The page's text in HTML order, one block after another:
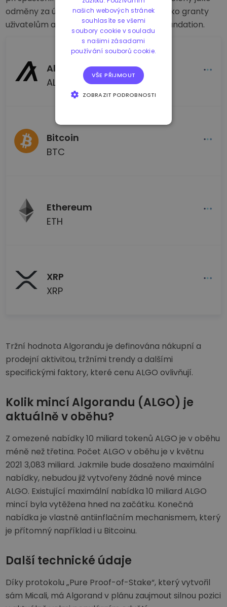
odměny za účast provozovatelům uzlů, jako granty
uživatelům a část putuje i do Algorand Foundation.
Algorand
ALGO
Bitcoin
BTC
Ethereum
ETH
XRP
XRP
Tržní hodnota Algorandu je definována nákupní a
prodejní aktivitou, tržními trendy a dalšími
specifickými faktory, které cenu ALGO ovlivňují.
Kolik mincí Algorandu (ALGO) je
aktuálně v oběhu?
Z omezené nabídky 10 miliard tokenů ALGO je v oběhu
méně než třetina. Počet ALGO v oběhu je v květnu
2021 3,083 miliard. Jakmile bude dosaženo maximální
nabídky, nebudou již vytvořeny žádné nové mince
ALGO. Existující maximální nabídka 10 miliard ALGO
mincí byla vytěžena hned na začátku. Konečná
nabídka je vlastně antiinflačním mechanismem, který
je přítomný například i u Bitcoinu.
Další technické údaje
Díky protokolu „Pure Proof-of-Stake“, který vytvořil
sám Micali, má Algorand v plánu zaujmout silnou pozici
našich webových stránek
souhlasíte se všemi
soubory cookie v souladu
s našimi zásadami
používání souborů cookie.
VŠE PŘIJMOUT
ZOBRAZIT PODROBNOSTI